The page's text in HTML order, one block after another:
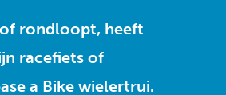
rondloopt, heeft
racefiets of
a Bike wielertrui.